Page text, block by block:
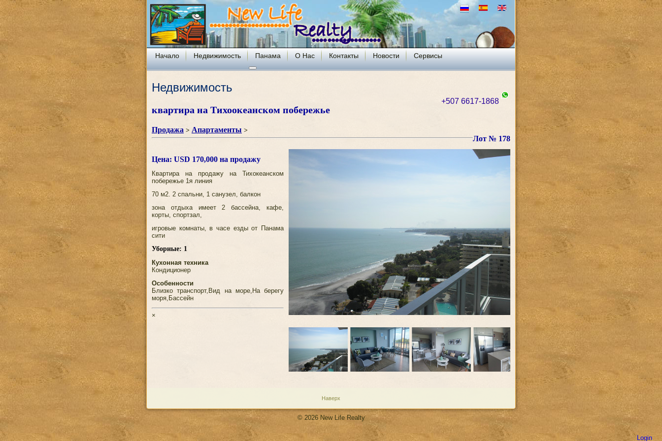
Начало Недвижимость Панама О Нас Контакты Новости Сервисы
Недвижимость
квартира на Тихоокеанском побережье
+507 6617-1868
Продажа > Апартаменты >
Лот № 178
Цена: USD 170,000 на продажу
Квартира на продажу на Тихокеанском
побережье 1я линия
70 м2. 2 спальни, 1 санузел, балкон
зона отдыха имеет 2 бассейна, кафе,
корты, спортзал,
игровые комнаты, в часе езды от Панама
сити
Уборные: 1
Кухонная техника
Кондиционер
Особенности
Близко транспорт,Вид на море,На берегу
моря,Бассейн
×
Наверх
© 2026 New Life Realty
Login